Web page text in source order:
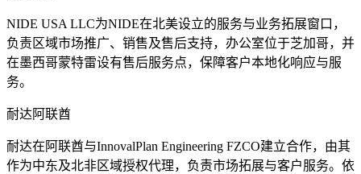
NIDE USA LLC为NIDE在北美设立的服务与业务拓展窗口，
负责区域市场推广、销售及售后支持，办公室位于芝加哥，并
在墨西哥蒙特雷设有售后服务点，保障客户本地化响应与服
务。
耐达阿联酋
耐达在阿联酋与InnovalPlan Engineering FZCO建立合作，由其
作为中东及北非区域授权代理，负责市场拓展与客户服务。依